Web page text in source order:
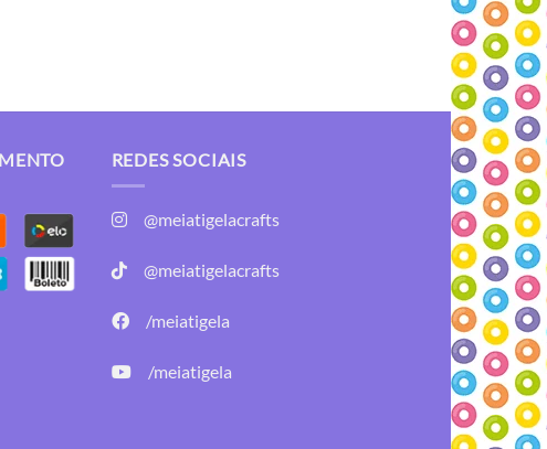
REDES SOCIAIS
@meiatigelacrafts
@meiatigelacrafts
/meiatigela
/meiatigela